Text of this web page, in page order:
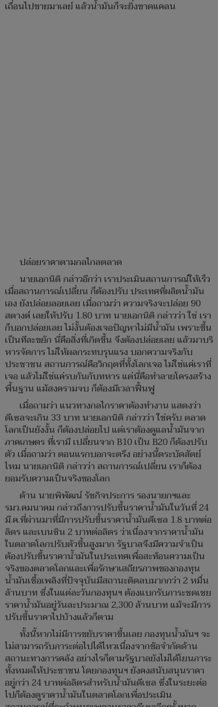
เถื่อนไปขายมาเลย์ แล้วน้ำมันก็จะยิ่งขาดแคลน
ปล่อยราคาตามกลไกลตลาด
นายเอกนิติ กล่าวอีกว่า เราประเมินสถานการณ์ให้เร็ว
เมื่อสถานการณ์เปลี่ยน ก็ต้องปรับ ประเทศที่ผลิตน้ำมัน
เอง ยังปล่อยลอยเลย เมื่อถามว่า ความจริงจะปล่อย 90
สตางค์ เลยให้ปรับ 1.80 บาท นายเอกนิติ กล่าวว่า ใช่ เรา
ก็บอกปล่อยเลย ไม่งั้นต้องเจอปัญหาไม่มีน้ำมัน เพราะขึ้น
เป็นทีละขยัก นี่คือสิ่งที่เกิดขึ้น จึงต้องปล่อยเลย แล้วมาบริ
หารจัดการ ไม่ให้ผลกระทบรุนแรง บอกความจริงกับ
ประชาชน สถานการณ์คือวิกฤตที่ทั้งโลกเจอ ไม่ใช่แค่เราที่
เจอ แล้วไม่ใช่แค่รบกันกับทหาร แต่นี่คือทำลายโครงสร้าง
พื้นฐาน แม้สงครามจบ ก็ต้องมีเวลาฟื้นฟู
เมื่อถามว่า แนวทางกลไกราคาต้องทำงาน แสดงว่า
ดีเซลจะเกิน 33 บาท นายเอกนิติ กล่าวว่า ใช่ครับ ตลาด
โลกเป็นยังงั้น ก็ต้องปล่อยไป แต่เราต้องดูแลน้ำมันจาก
ภาคเกษตร ที่เรามี เปลี่ยนจาก B10 เป็น B20 ก็ต้องปรับ
ตัว เมื่อถามว่า ตอนแรกบอกจะตรึง อย่างนี้ตระบัดสัตย์
ไหม นายเอกนิติ กล่าวว่า สถานการณ์เปลี่ยน เราก็ต้อง
ยอมรับความเป็นจริงของโลก
ด้าน นายพิพัฒน์ รัชกิจประการ รองนายกฯและ
รมว.คมนาคม กล่าวถึงการปรับขึ้นราคาน้ำมันในวันที่ 24
มี.ค.ที่ผ่านมาที่มีการปรับขึ้นราคาน้ำมันดีเซล 1.8 บาทต่อ
ลิตร และเบนซิน 2 บาทต่อลิตร ว่าเนื่องจากราคาน้ำมัน
ในตลาดโลกปรับตัวขึ้นสูงมาก รัฐบาลจึงมีความจำเป็น
ต้องปรับขึ้นราคาน้ำมันในประเทศเพื่อสะท้อนความเป็น
จริงของตลาดโลกและเพื่อรักษาเสถียรภาพของกองทุน
น้ำมันเชื้อเพลิงที่ปัจจุบันมีสถานะติดลบมากกว่า 2 หมื่น
ล้านบาท ซึ่งในแต่ละวันกองทุนฯ ต้องแบกรับภาระชดเชย
ราคาน้ำมันอยู่วันละประมาณ 2,300 ล้านบาท แม้จะมีการ
ปรับขึ้นราคาไปบ้างแล้วก็ตาม
ทั้งนี้หากไม่มีการขยับราคาขึ้นเลย กองทุนน้ำมันฯ จะ
ไม่สามารถรับภาระต่อไปได้ไหวเนื่องจากข้อจำกัดด้าน
สถานะทางการคลัง อย่างไรก็ตามรัฐบาลยังไม่ได้โยนภาระ
ทั้งหมดให้ประชาชน โดยกองทุนฯ ยังคงสนับสนุนราคา
อยู่กว่า 24 บาทต่อลิตรสำหรับน้ำมันดีเซล ซึ่งในระยะต่อ
ไปก็ต้องดูราคาน้ำมันในตลาดโลกเพื่อประเมิน